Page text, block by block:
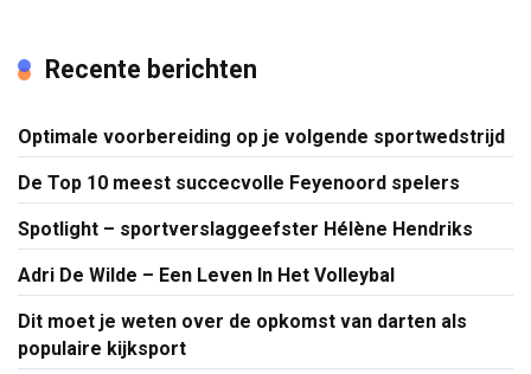
Recente berichten
Optimale voorbereiding op je volgende sportwedstrijd
De Top 10 meest succecvolle Feyenoord spelers
Spotlight – sportverslaggeefster Hélène Hendriks
Adri De Wilde – Een Leven In Het Volleybal
Dit moet je weten over de opkomst van darten als
populaire kijksport